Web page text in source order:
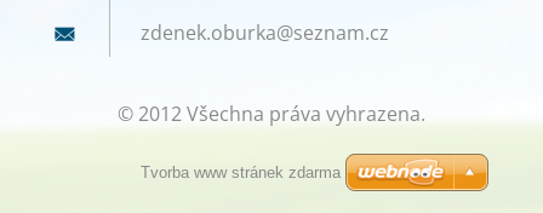
zdenek.oburka@seznam.cz
© 2012 Všechna práva vyhrazena.
Tvorba www stránek zdarma